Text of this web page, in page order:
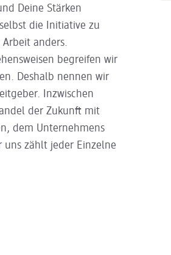
Deine Stärken
die Initiative zu
anders.
begreifen wir
Deshalb nennen wir
Inzwischen
der Zukunft mit
dem Unternehmens
uns zählt jeder Einzelne